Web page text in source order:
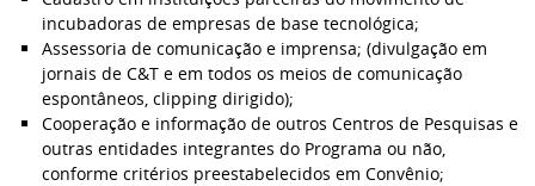
incubadoras de empresas de base tecnológica;
Assessoria de comunicação e imprensa; (divulgação em
jornais de C&T e em todos os meios de comunicação
espontâneos, clipping dirigido);
Cooperação e informação de outros Centros de Pesquisas e
outras entidades integrantes do Programa ou não,
conforme critérios preestabelecidos em Convênio;